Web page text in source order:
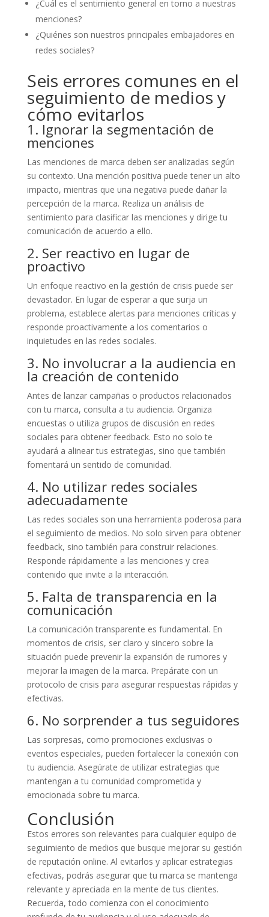
¿Cuál es el sentimiento general en torno a nuestras
menciones?
¿Quiénes son nuestros principales embajadores en
redes sociales?
Seis errores comunes en el
seguimiento de medios y
cómo evitarlos
1. Ignorar la segmentación de
menciones
Las menciones de marca deben ser analizadas según
su contexto. Una mención positiva puede tener un alto
impacto, mientras que una negativa puede dañar la
percepción de la marca. Realiza un análisis de
sentimiento para clasificar las menciones y dirige tu
comunicación de acuerdo a ello.
2. Ser reactivo en lugar de
proactivo
Un enfoque reactivo en la gestión de crisis puede ser
devastador. En lugar de esperar a que surja un
problema, establece alertas para menciones críticas y
responde proactivamente a los comentarios o
inquietudes en las redes sociales.
3. No involucrar a la audiencia en
la creación de contenido
Antes de lanzar campañas o productos relacionados
con tu marca, consulta a tu audiencia. Organiza
encuestas o utiliza grupos de discusión en redes
sociales para obtener feedback. Esto no solo te
ayudará a alinear tus estrategias, sino que también
fomentará un sentido de comunidad.
4. No utilizar redes sociales
adecuadamente
Las redes sociales son una herramienta poderosa para
el seguimiento de medios. No solo sirven para obtener
feedback, sino también para construir relaciones.
Responde rápidamente a las menciones y crea
contenido que invite a la interacción.
5. Falta de transparencia en la
comunicación
La comunicación transparente es fundamental. En
momentos de crisis, ser claro y sincero sobre la
situación puede prevenir la expansión de rumores y
mejorar la imagen de la marca. Prepárate con un
protocolo de crisis para asegurar respuestas rápidas y
efectivas.
6. No sorprender a tus seguidores
Las sorpresas, como promociones exclusivas o
eventos especiales, pueden fortalecer la conexión con
tu audiencia. Asegúrate de utilizar estrategias que
mantengan a tu comunidad comprometida y
emocionada sobre tu marca.
Conclusión
Estos errores son relevantes para cualquier equipo de
seguimiento de medios que busque mejorar su gestión
de reputación online. Al evitarlos y aplicar estrategias
efectivas, podrás asegurar que tu marca se mantenga
relevante y apreciada en la mente de tus clientes.
Recuerda, todo comienza con el conocimiento